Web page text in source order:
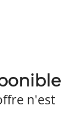
n'est